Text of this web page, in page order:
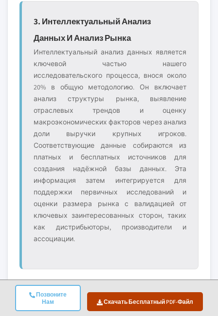
Позвоните
Нам
Скачать Бесплатный PDF-Файл
3. Интеллектуальный Анализ
Данных И Анализ Рынка
Интеллектуальный анализ данных является
ключевой частью нашего
исследовательского процесса, внося около
20% в общую методологию. Он включает
анализ структуры рынка, выявление
отраслевых трендов и оценку
макроэкономических факторов через анализ
доли выручки крупных игроков.
Соответствующие данные собираются из
платных и бесплатных источников для
создания надёжной базы данных. Эта
информация затем интегрируется для
поддержки первичных исследований и
оценки размера рынка с валидацией от
ключевых заинтересованных сторон, таких
как дистрибьюторы, производители и
ассоциации.
4. Оценка Размера Рынка
Наша оценка размера рынка построена на